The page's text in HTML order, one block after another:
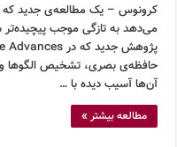
کرونوس – یک مطالعه‌ی جدید که
می‌دهد به تازگی موجب
حافظه‌ی بصری، تشخیص الگوها
آن‌ها آسیب دیده با …
مطالعه بیشتر »